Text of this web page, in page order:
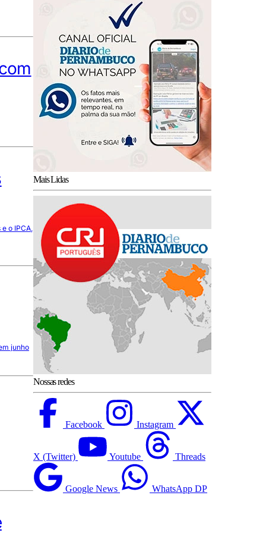
o IPCA,
junho
Mais Lidas
Nossas redes
Facebook Instagram
X (Twitter) Youtube Threads
Google News WhatsApp DP